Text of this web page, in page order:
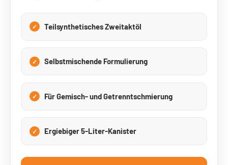
Teilsynthetisches Zweitaktöl
Selbstmischende Formulierung
Für Gemisch- und Getrenntschmierung
Ergiebiger 5-Liter-Kanister